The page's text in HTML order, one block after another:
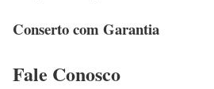
Conserto com Garantia
Fale Conosco